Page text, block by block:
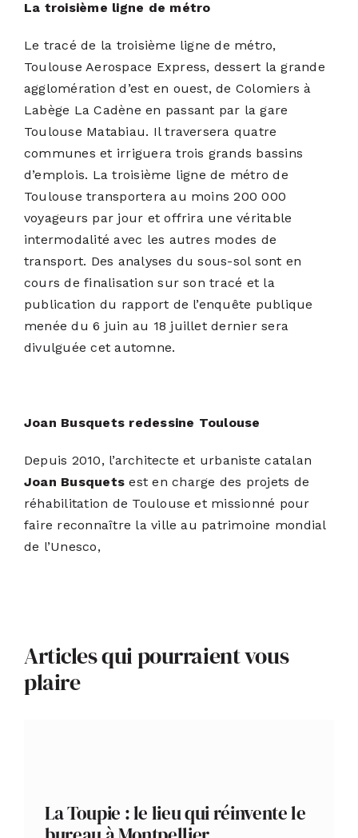
La troisième ligne de métro
Le tracé de la troisième ligne de métro,
Toulouse Aerospace Express, dessert la grande
agglomération d’est en ouest, de Colomiers à
Labège La Cadène en passant par la gare
Toulouse Matabiau. Il traversera quatre
communes et irriguera trois grands bassins
d’emplois. La troisième ligne de métro de
Toulouse transportera au moins 200 000
voyageurs par jour et offrira une véritable
intermodalité avec les autres modes de
transport. Des analyses du sous-sol sont en
cours de finalisation sur son tracé et la
publication du rapport de l’enquête publique
menée du 6 juin au 18 juillet dernier sera
divulguée cet automne.
Joan Busquets redessine Toulouse
Depuis 2010, l’architecte et urbaniste catalan
Joan Busquets est en charge des projets de
réhabilitation de Toulouse et missionné pour
faire reconnaître la ville au patrimoine mondial
de l’Unesco,
Articles qui pourraient vous
plaire
La Toupie : le lieu qui réinvente le